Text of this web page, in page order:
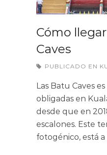
Cómo
Caves
PUBLICADO EN
Las Batu Caves
obligadas en
desde que en
escalones. Este
fotogénico, está a